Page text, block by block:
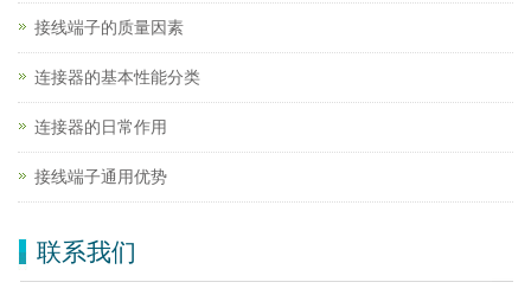
接线端子的质量因素
连接器的基本性能分类
连接器的日常作用
接线端子通用优势
联系我们